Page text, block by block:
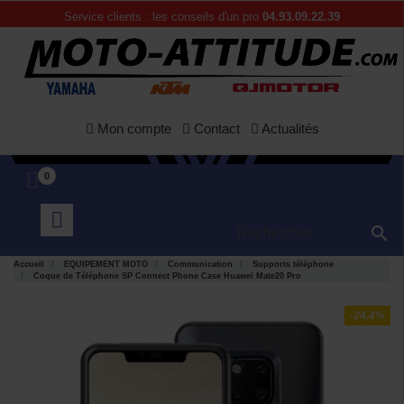
Service clients : les conseils d'un pro 04.93.09.22.39
Mon compte Contact Actualités
0

Accueil EQUIPEMENT MOTO Communication
Supports téléphone
Coque de Téléphone SP Connect Phone Case Huawei Mate20 Pro
-24,4%